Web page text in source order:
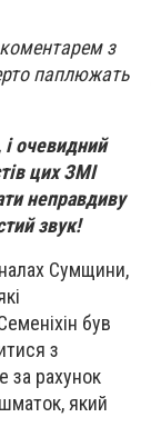
з
паплюжать
очевидний
цих ЗМІ
неправдиву
звук!
Сумщини,
був
з
за рахунок
який